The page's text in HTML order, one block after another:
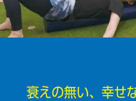
衰えの無い、幸せ